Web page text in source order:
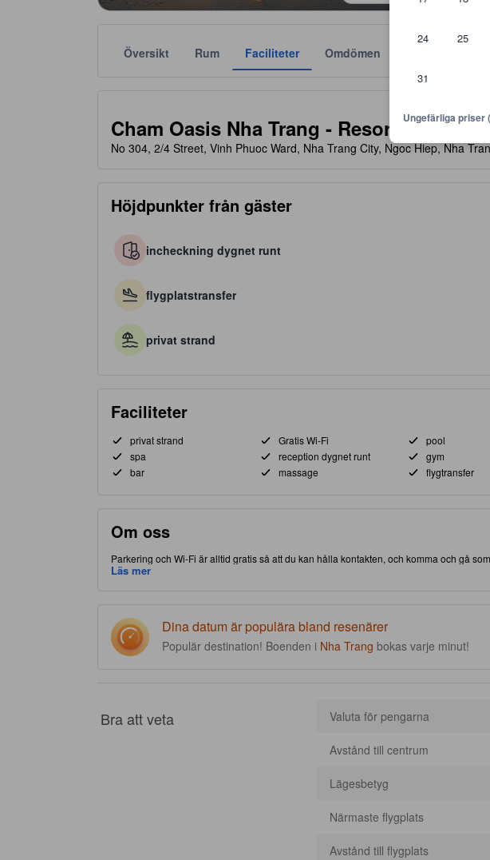
24 25
31
Ungefärliga priser
Översikt Rum Faciliteter Omdömen
Cham Oasis Nha Trang - Resort Condotel
No 304, 2/4 Street, Vinh Phuoc Ward, Nha Trang City, Ngoc Hiep, Nha
Höjdpunkter från gäster
incheckning dygnet runt
flygplatstransfer
privat strand
Faciliteter
privat strand Gratis Wi-Fi pool
spa
reception dygnet runt gym
bar
massage flygtransfer
Om oss
Parkering och Wi-Fi är alltid gratis så att du kan hålla kontakten, och komma och gå
av Nha Trang, gör detta boende att du har nära till både attraktioner och intressanta
Läs mer
Dina datum är populära bland resenärer
Populär destination! Boenden i Nha Trang bokas varje minut!
Bra att veta Valuta för pengarna
Avstånd till centrum
Lägesbetyg
Närmaste flygplats
Avstånd till flygplats